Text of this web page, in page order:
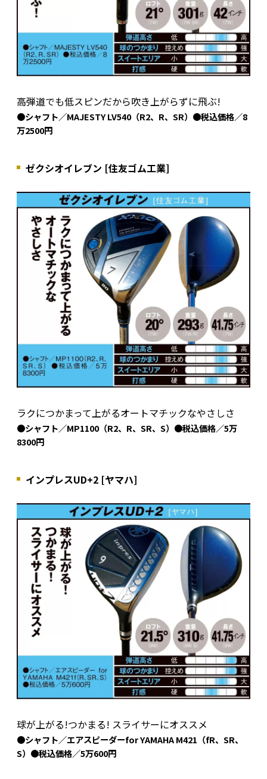
高弾道でも低スピンだから吹き上がらずに飛ぶ!
●シャフト／MAJESTY LV540（R2、R、SR）●税込価格／8
万2500円
ゼクシオイレブン [住友ゴム工業]
ラクにつかまって上がるオートマチックなやさしさ
●シャフト／MP1100（R2、R、SR、S）●税込価格／5万
8300円
インプレスUD+2 [ヤマハ]
球が上がる!つかまる! スライサーにオススメ
●シャフト／エアスピーダーfor YAMAHA M421（fR、SR、
S）●税込価格／5万600円